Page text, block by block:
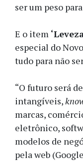
ser um peso
E o item
especial do
tudo para não
“O futuro será
intangíveis,
marcas,
eletrônico,
modelos de
pela web